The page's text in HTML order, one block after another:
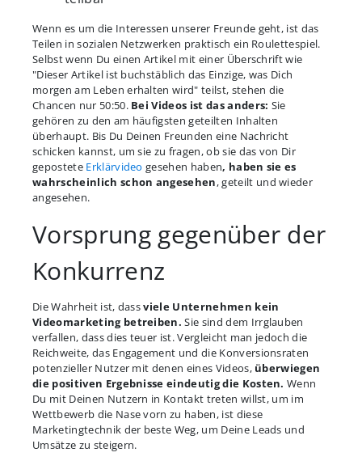
Wenn es um die Interessen unserer Freunde geht, ist das
Teilen in sozialen Netzwerken praktisch ein Roulettespiel.
Selbst wenn Du einen Artikel mit einer Überschrift wie
"Dieser Artikel ist buchstäblich das Einzige, was Dich
morgen am Leben erhalten wird" teilst, stehen die
Chancen nur 50:50. Bei Videos ist das anders: Sie
gehören zu den am häufigsten geteilten Inhalten
überhaupt. Bis Du Deinen Freunden eine Nachricht
schicken kannst, um sie zu fragen, ob sie das von Dir
gepostete Erklärvideo gesehen haben, haben sie es
wahrscheinlich schon angesehen, geteilt und wieder
angesehen.
Vorsprung gegenüber der
Konkurrenz
Die Wahrheit ist, dassviele Unternehmen kein
Videomarketing betreiben. Sie sind dem Irrglauben
verfallen, dass dies teuer ist. Vergleicht man jedoch die
Reichweite, das Engagement und die Konversionsraten
potenzieller Nutzer mit denen eines Videos, überwiegen
die positiven Ergebnisse eindeutig die Kosten. Wenn
Du mit Deinen Nutzern in Kontakt treten willst, um im
Wettbewerb die Nase vorn zu haben, ist diese
Marketingtechnik der beste Weg, um Deine Leads und
Umsätze zu steigern.